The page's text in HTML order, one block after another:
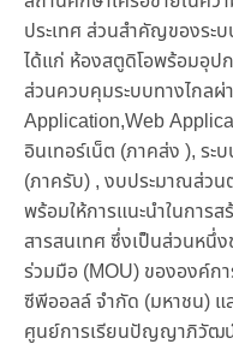
ประเทศ ส่วนสำคัญของระ
ได้แก่ ห้องสตูดิโอพร้อมอุ
ส่วนควบคุมระบบทางไกลผ่
Application,Web
อินเทอร์เน็ต (ภาคส่ง ), ระ
(ภาครับ) , งบประมาณส่ว
พร้อมให้การแนะนำในการ
สารสนเทศ ซึ่งเป็นส่วนหนึ่
ร่วมมือ (MOU) ขององค์ก
ซีพีออลล์ จำกัด (มหาชน)
ศูนย์การเรียนปัญญาภิวัฒ